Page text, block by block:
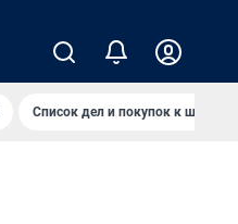
Список дел и покупок к школе